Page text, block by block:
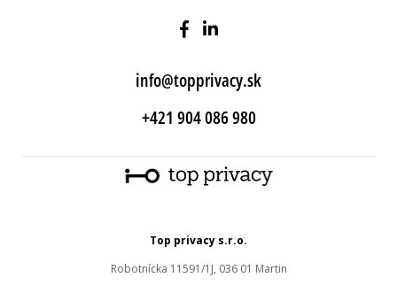
info@topprivacy.sk
+421 904 086 980
Top privacy s.r.o.
Robotnícka 11591/1J, 036 01 Martin